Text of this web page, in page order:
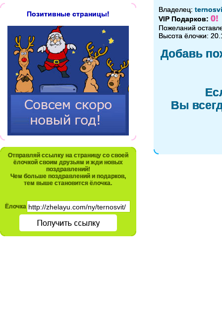
Позитивные страницы!
Отправляй ссылку на страницу со своей
ёлочкой своим друзьям и жди новых
поздравлений!
Чем больше поздравлений и подарков,
тем выше становится ёлочка.
Ёлочка
Владелец:
VIP Подарков: 0!
Пожеланий
Высота ёлочки:
Добавь
Вы